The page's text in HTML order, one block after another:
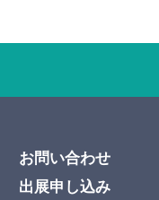
お問い合わせ
出展申し込み